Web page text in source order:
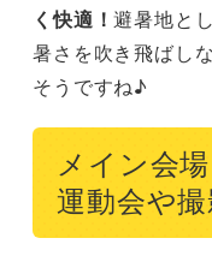
く快適！避暑地と
暑さを吹き飛ばし
そうですね♪
メイン会
運動会や撮